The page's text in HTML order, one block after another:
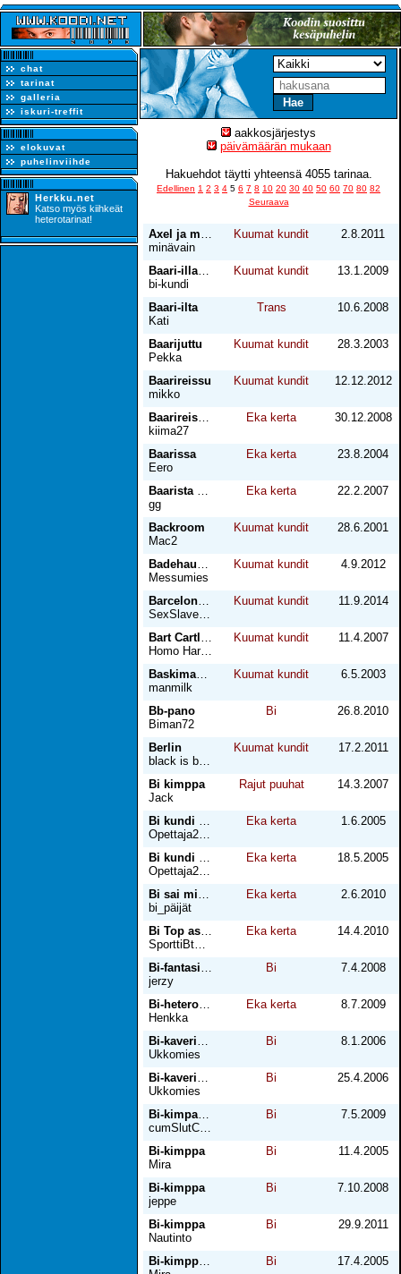
chat
tarinat
galleria
iskuri-treffit
elokuvat
puhelinviihde
Herkku.net
Katso myös kiihkeät
heterotarinat!
aakkosjärjestys
päivämäärän mukaan
Hakuehdot täytti yhteensä 4055 tarinaa.
Edellinen 1 2 3 4 5 6 7 8 10 20 30 40 50 60 70 80 82
Seuraava
minävain
Kuumat kundit 2.8.2011
bi-kundi
Kuumat kundit 13.1.2009
Baari-ilta
Kati
Trans 10.6.2008
Baarijuttu
Pekka
Kuumat kundit 28.3.2003
Baarireissu
mikko
Kuumat kundit 12.12.2012
kiima27
Eka kerta 30.12.2008
Baarissa
Eero
Eka kerta 23.8.2004
gg
Eka kerta 22.2.2007
Backroom
Mac2
Kuumat kundit 28.6.2001
Messumies
Kuumat kundit 4.9.2012
SexSlave1972
Kuumat kundit 11.9.2014
Homo Harlekiini-romaani
Kuumat kundit 11.4.2007
manmilk
Kuumat kundit 6.5.2003
Bb-pano
Biman72
Bi 26.8.2010
Berlin
black is better
Kuumat kundit 17.2.2011
Bi kimppa
Jack
Rajut puuhat 14.3.2007
Opettaja26 ;)
Eka kerta 1.6.2005
Opettaja26 ;)
Eka kerta 18.5.2005
bi_päijät
Eka kerta 2.6.2010
SporttiBtm28v
Eka kerta 14.4.2010
jerzy
Bi 7.4.2008
Henkka
Eka kerta 8.7.2009
Ukkomies
Bi 8.1.2006
Ukkomies
Bi 25.4.2006
cumSlutCD_09_45v
Bi 7.5.2009
Bi-kimppa
Mira
Bi 11.4.2005
Bi-kimppa
jeppe
Bi 7.10.2008
Bi-kimppa
Nautinto
Bi 29.9.2011
Bi 17.4.2005